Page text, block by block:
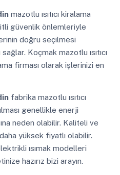
mazotlu ısıtıcı kiralama
güvenlik önlemleriyle
doğru seçilmesi
sağlar. Koçmak mazotlu ısıtıcı
firması olarak işlerinizi en
fabrika mazotlu ısıtıcı
genellikle enerji
neden olabilir. Kaliteli ve
yüksek fiyatlı olabilir.
ısımak modelleri
hazırız bizi arayın.